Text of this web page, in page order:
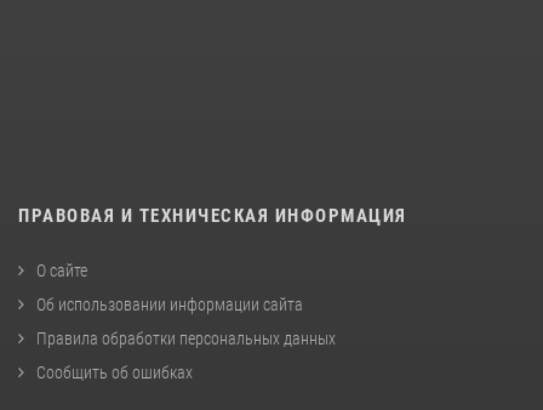
ПРАВОВАЯ И ТЕХНИЧЕСКАЯ ИНФОРМАЦИЯ
О сайте
Об использовании информации сайта
Правила обработки персональных данных
Сообщить об ошибках